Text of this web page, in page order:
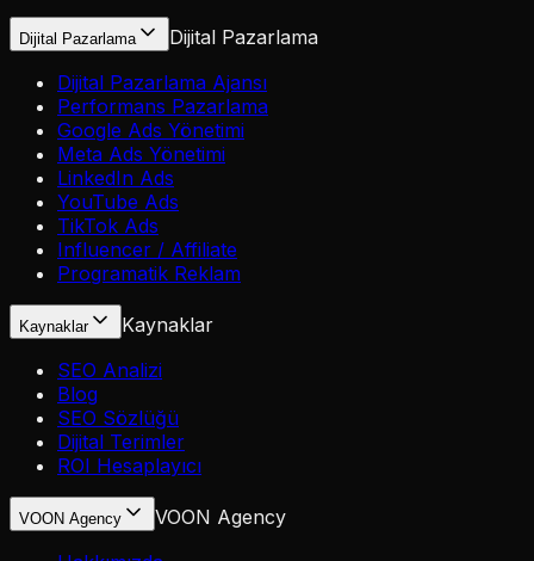
Dijital Pazarlama
Dijital Pazarlama
Dijital Pazarlama Ajansı
Performans Pazarlama
Google Ads Yönetimi
Meta Ads Yönetimi
LinkedIn Ads
YouTube Ads
TikTok Ads
Influencer / Affiliate
Programatik Reklam
Kaynaklar
Kaynaklar
SEO Analizi
Blog
SEO Sözlüğü
Dijital Terimler
ROI Hesaplayıcı
VOON Agency
VOON Agency